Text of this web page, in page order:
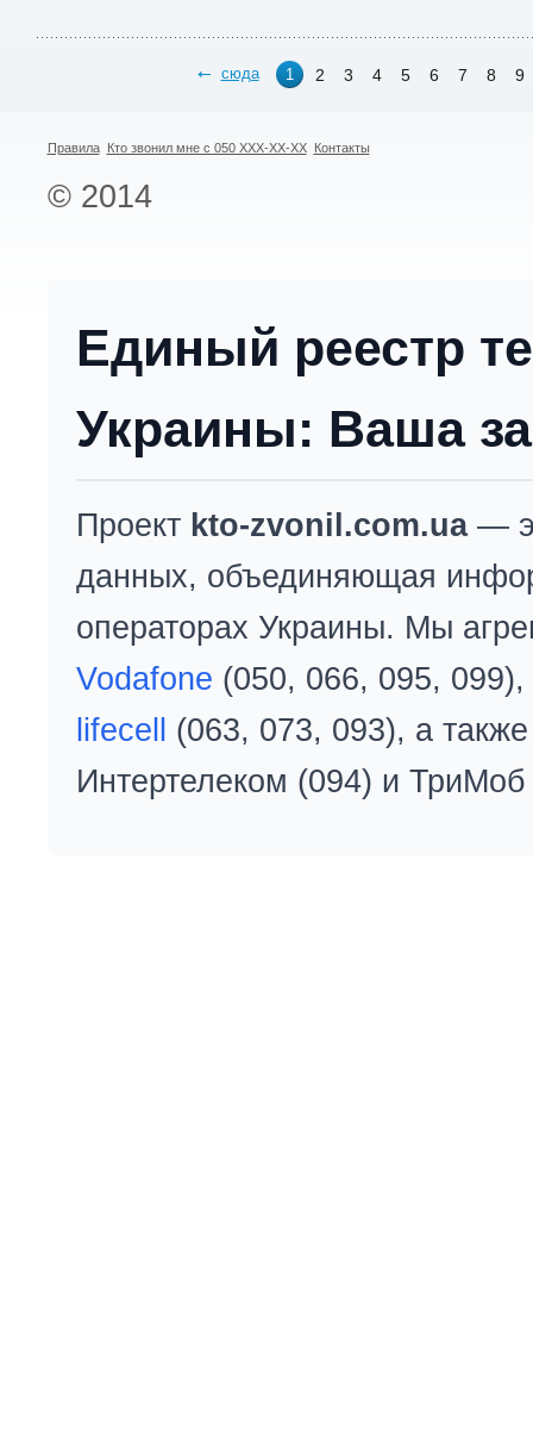
сюда 1 2 3 4 5 6 7 8 9
Правила Кто звонил мне с 050 XXX-XX-XX Контакты
© 2014
Единый реестр
Украины: Ваша
Проект kto-zvonil.com.ua—
данных, объединяющая
операторах Украины. Мы
Vodafone (050, 066, 095, 099),
lifecell
(063, 073, 093), а
Интертелеком (094) и ТриМоб